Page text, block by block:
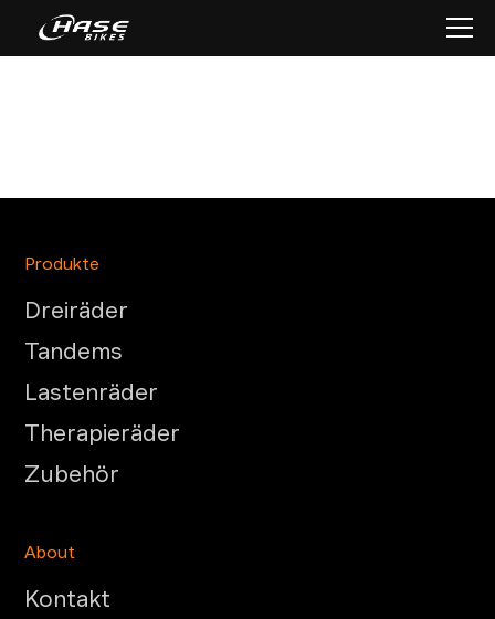
Produkte
Dreiräder
Tandems
Lastenräder
Therapieräder
Zubehör
About
Kontakt